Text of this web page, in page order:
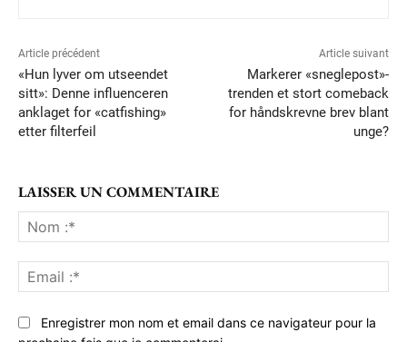
Article précédent
«Hun lyver om utseendet
sitt»: Denne influenceren
anklaget for «catfishing»
etter filterfeil
Article suivant
Markerer «sneglepost»-
trenden et stort comeback
for håndskrevne brev blant
unge?
LAISSER UN COMMENTAIRE
:*
:*
Enregistrer mon nom et email dans ce navigateur pour la